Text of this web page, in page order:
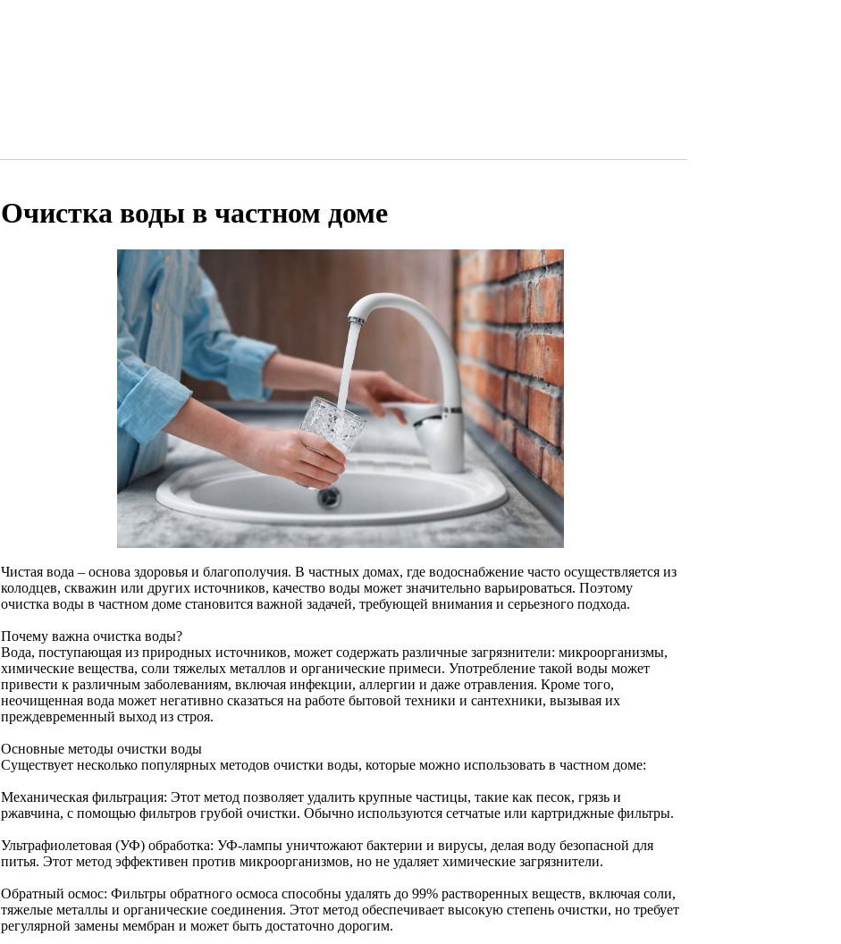
Очистка воды в частном доме
Чистая вода – основа здоровья и благополучия. В частных домах, где водоснабжение часто осуществляется из
колодцев, скважин или других источников, качество воды может значительно варьироваться. Поэтому
очистка воды в частном доме становится важной задачей, требующей внимания и серьезного подхода.
Почему важна очистка воды?
Вода, поступающая из природных источников, может содержать различные загрязнители: микроорганизмы,
химические вещества, соли тяжелых металлов и органические примеси. Употребление такой воды может
привести к различным заболеваниям, включая инфекции, аллергии и даже отравления. Кроме того,
неочищенная вода может негативно сказаться на работе бытовой техники и сантехники, вызывая их
преждевременный выход из строя.
Основные методы очистки воды
Существует несколько популярных методов очистки воды, которые можно использовать в частном доме:
Механическая фильтрация: Этот метод позволяет удалить крупные частицы, такие как песок, грязь и
ржавчина, с помощью фильтров грубой очистки. Обычно используются сетчатые или картриджные фильтры.
Ультрафиолетовая (УФ) обработка: УФ-лампы уничтожают бактерии и вирусы, делая воду безопасной для
питья. Этот метод эффективен против микроорганизмов, но не удаляет химические загрязнители.
Обратный осмос: Фильтры обратного осмоса способны удалять до 99% растворенных веществ, включая соли,
тяжелые металлы и органические соединения. Этот метод обеспечивает высокую степень очистки, но требует
регулярной замены мембран и может быть достаточно дорогим.